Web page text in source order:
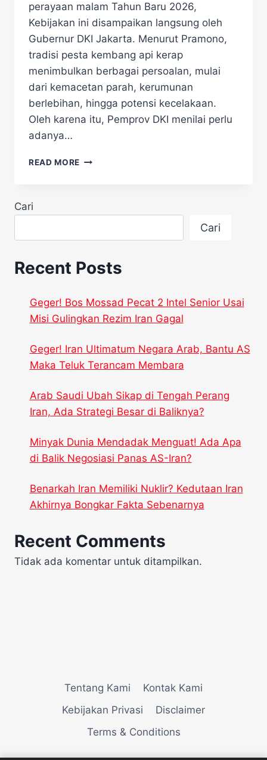
perayaan malam Tahun Baru 2026,
Kebijakan ini disampaikan langsung oleh
Gubernur DKI Jakarta. Menurut Pramono,
tradisi pesta kembang api kerap
menimbulkan berbagai persoalan, mulai
dari kemacetan parah, kerumunan
berlebihan, hingga potensi kecelakaan.
Oleh karena itu, Pemprov DKI menilai perlu
adanya…
READ MORE GUBERNUR,
BARU
2026
JAKARTA
Cari
Cari
Recent Posts
Geger! Bos Mossad Pecat 2 Intel Senior Usai
Misi Gulingkan Rezim Iran Gagal
Geger! Iran Ultimatum Negara Arab, Bantu AS
Maka Teluk Terancam Membara
Arab Saudi Ubah Sikap di Tengah Perang
Iran, Ada Strategi Besar di Baliknya?
Minyak Dunia Mendadak Menguat! Ada Apa
di Balik Negosiasi Panas AS-Iran?
Benarkah Iran Memiliki Nuklir? Kedutaan Iran
Akhirnya Bongkar Fakta Sebenarnya
Recent Comments
Tidak ada komentar untuk ditampilkan.
Tentang Kami
Kontak Kami
Kebijakan Privasi
Disclaimer
Terms & Conditions